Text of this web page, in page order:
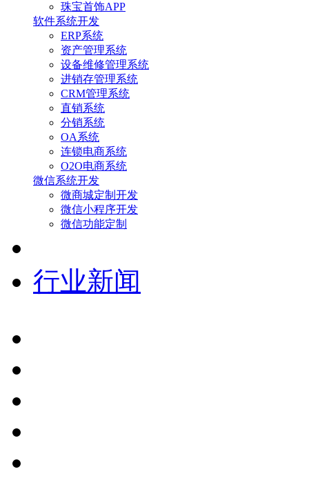
珠宝首饰APP
软件系统开发
ERP系统
资产管理系统
设备维修管理系统
进销存管理系统
CRM管理系统
直销系统
分销系统
OA系统
连锁电商系统
O2O电商系统
微信系统开发
微商城定制开发
微信小程序开发
微信功能定制
行业新闻